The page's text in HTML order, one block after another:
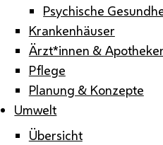
Psychische
Krankenhäuser
Ärzt*innen &
Pflege
Planung & Konzepte
Umwelt
Übersicht